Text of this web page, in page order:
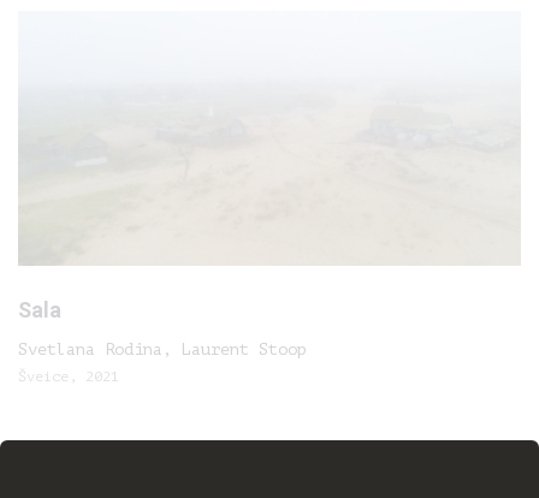
Sala
Svetlana Rodina, Laurent Stoop
Šveice, 2021